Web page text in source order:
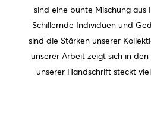
sind eine bunte Mischung aus
Schillernde Individuen und
sind die Stärken unserer
unserer Arbeit zeigt sich in
unserer Handschrift steckt